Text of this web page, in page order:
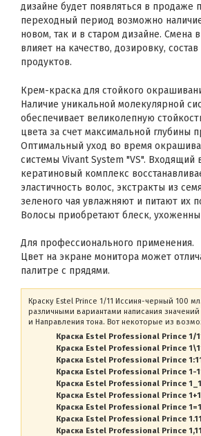
дизайне будет появляться в продаже
переходный период возможно
новом, так и в старом дизайне. Смена
влияет на качество, дозировку,
продуктов.
Крем-краска для стойкого
Наличие уникальной молекулярной
обеспечивает великолепную
цвета за счет максимальной глубины
Оптимальный уход во время
системы Vivant System "VS". Входящий
кератиновый комплекс
эластичность волос, экстракты из
зеленого чая увлажняют и питают их
Волосы приобретают блеск,
Для профессионального применения.
Цвет на экране монитора может
палитре с прядями.
Краску Estel Prince 1/11 Иссиня-черный 100
различными вариантами написания
и Направления тона. Вот некоторые из
Краска Estel Professional Prince 1/
Краска Estel Professional Prince
Краска Estel Professional Prince
Краска Estel Professional Prince 1-
Краска Estel Professional Prince
Краска Estel Professional Prince
Краска Estel Professional Prince
Краска Estel Professional Prince 1.11
Краска Estel Professional Prince 1,11